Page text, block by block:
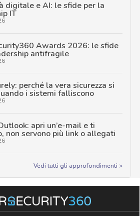
digitale e AI: le sfide per la
IT
Awards 2026: le sfide
antifragile
perché la vera sicurezza si
i sistemi falliscono
apri un’e-mail e ti
non servono più link o allegati
Vedi tutti gli approfondimenti >